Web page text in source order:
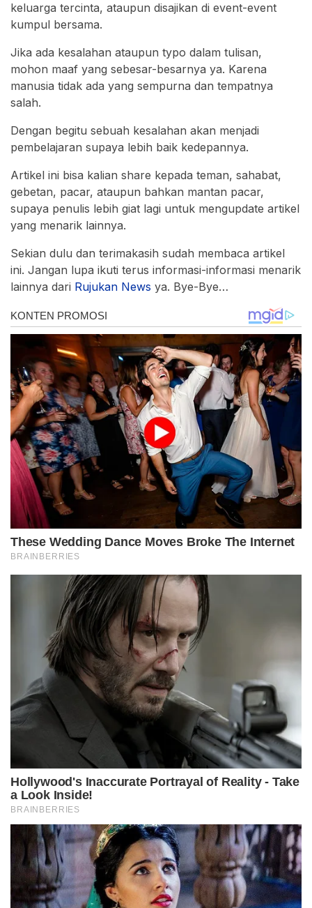
keluarga tercinta, ataupun disajikan di event-event
kumpul bersama.
Jika ada kesalahan ataupun typo dalam tulisan,
mohon maaf yang sebesar-besarnya ya. Karena
manusia tidak ada yang sempurna dan tempatnya
salah.
Dengan begitu sebuah kesalahan akan menjadi
pembelajaran supaya lebih baik kedepannya.
Artikel ini bisa kalian share kepada teman, sahabat,
gebetan, pacar, ataupun bahkan mantan pacar,
supaya penulis lebih giat lagi untuk mengupdate artikel
yang menarik lainnya.
Sekian dulu dan terimakasih sudah membaca artikel
ini. Jangan lupa ikuti terus informasi-informasi menarik
lainnya dari Rujukan News ya. Bye-Bye…